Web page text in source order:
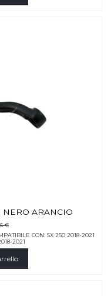
NERO ARANCIO
€
CON: SX 250 2018-2021
2021